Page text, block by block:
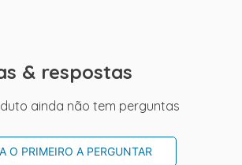
& respostas
ainda não tem perguntas
O PRIMEIRO A PERGUNTAR